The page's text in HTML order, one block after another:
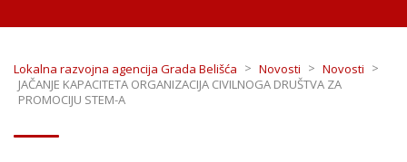
Lokalna razvojna agencija Grada Belišća > Novosti > Novosti >
JAČANJE KAPACITETA ORGANIZACIJA CIVILNOGA DRUŠTVA ZA
PROMOCIJU STEM-A